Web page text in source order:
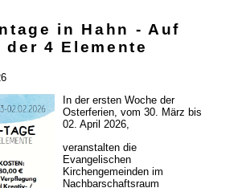
in Hahn - Auf
der 4 Elemente
In der ersten Woche der
Osterferien, vom 30. März bis
02. April 2026,
veranstalten die
Evangelischen
Kirchengemeinden im
Nachbarschaftsraum